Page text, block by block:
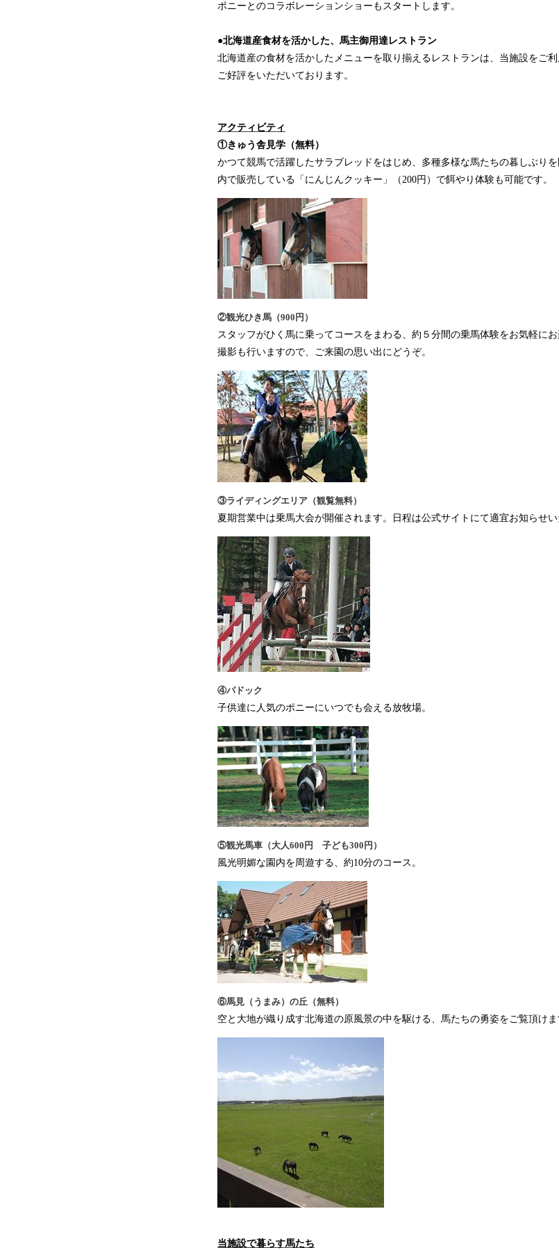
ポニーとのコラボレーションショーもスタートします。
●北海道産食材を活かした、馬主御用達レストラン
北海道産の食材を活かしたメニューを取り揃えるレストランは、当施設をご
ご好評をいただいております。
アクティビティ
①きゅう舎見学（無料）
かつて競馬で活躍したサラブレッドをはじめ、多種多様な馬たちの暮しぶり
内で販売している「にんじんクッキー」（200円）で餌やり体験も可能です。
②観光ひき馬（900円）
スタッフがひく馬に乗ってコースをまわる、約５分間の乗馬体験をお気軽に
撮影も行いますので、ご来園の思い出にどうぞ。
③ライディングエリア（観覧無料）
夏期営業中は乗馬大会が開催されます。日程は公式サイトにて適宜お知らせい
④パドック
子供達に人気のポニーにいつでも会える放牧場。
⑤観光馬車（大人600円 子ども300円）
風光明媚な園内を周遊する、約10分のコース。
⑥馬見（うまみ）の丘（無料）
空と大地が織り成す北海道の原風景の中を駆ける、馬たちの勇姿をご覧頂けま
当施設で暮らす馬たち